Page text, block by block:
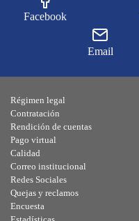
Facebook
Email
Régimen legal
Contratación
Rendición de cuentas
Pago virtual
Calidad
Correo institucional
Redes Sociales
Quejas y reclamos
Encuesta